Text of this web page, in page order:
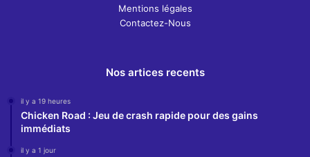
Mentions légales
Contactez-Nous
Nos artices recents
il y a 19 heures
Chicken Road : Jeu de crash rapide pour des gains
immédiats
il y a 1 jour